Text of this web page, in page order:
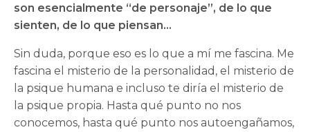
son esencialmente “de personaje”, de lo que
sienten, de lo que piensan…
Sin duda, porque eso es lo que a mí me fascina. Me
fascina el misterio de la personalidad, el misterio de
la psique humana e incluso te diría el misterio de
la psique propia. Hasta qué punto no nos
conocemos, hasta qué punto nos autoengañamos,